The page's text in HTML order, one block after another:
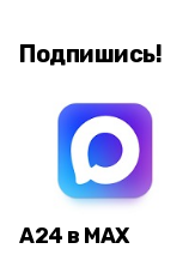
Подпишись!
А24 в MAX